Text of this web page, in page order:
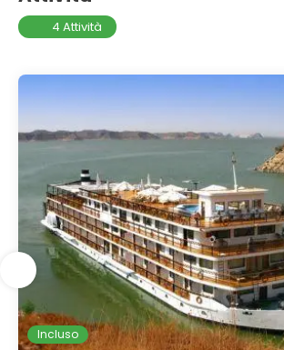
4 Attività
Incluso